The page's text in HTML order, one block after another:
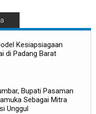
Kesiapsiagaan
di Padang Barat
Bupati Pasaman
Sebagai Mitra
Unggul